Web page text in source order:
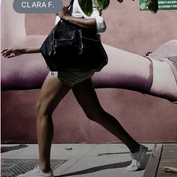
CLARA F.